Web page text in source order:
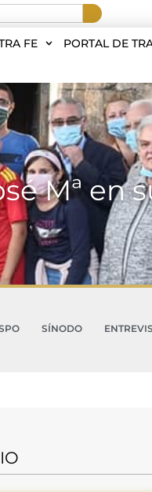
FE PORTAL DE
Mª en
SÍNODO